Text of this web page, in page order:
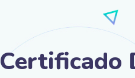
Certificado